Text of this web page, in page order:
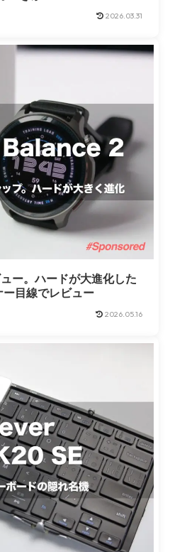
2026.03.31
ー。ハードが大進化した
目線でレビュー
2026.05.16